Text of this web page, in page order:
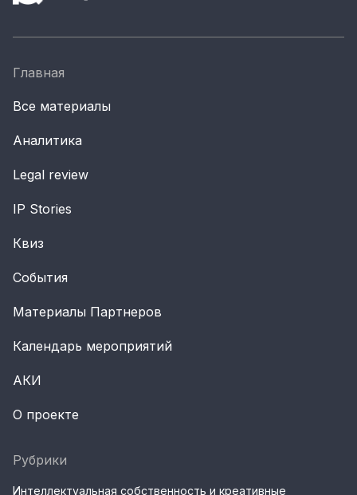
Главная
Все материалы
Аналитика
Legal review
IP Stories
Квиз
События
Материалы Партнеров
Календарь мероприятий
АКИ
О проекте
Рубрики
Интеллектуальная собственность и креативные